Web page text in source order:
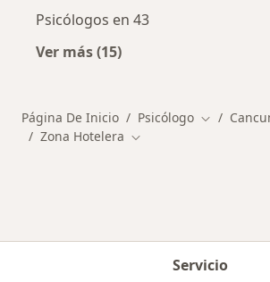
Psicólogos en 43
Ver más (15)
Página De Inicio Psicólogo Cambiar de
Zona Hotelera Cambiar de ciudad
Servicio